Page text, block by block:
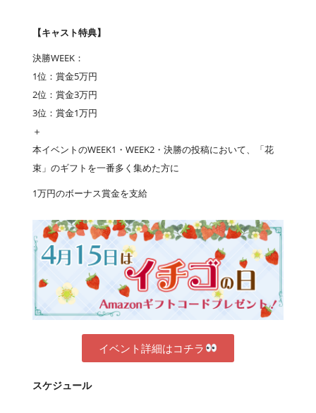
【キャスト特典】
決勝WEEK：
1位：賞金5万円
2位：賞金3万円
3位：賞金1万円
＋
本イベントのWEEK1・WEEK2・決勝の投稿において、「花
束」のギフトを一番多く集めた方に
1万円のボーナス賞金を支給
イベント詳細はコチラ
スケジュール